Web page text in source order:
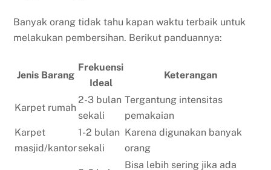
Banyak orang tidak tahu kapan waktu terbaik untuk
melakukan pembersihan. Berikut panduannya:
Jenis Barang
Frekuensi
Ideal
Keterangan
Karpet rumah
2-3 bulan
sekali
Tergantung intensitas
pemakaian
Karpet
masjid/kantor
1-2 bulan
sekali
Karena digunakan banyak
orang
Bisa lebih sering jika ada